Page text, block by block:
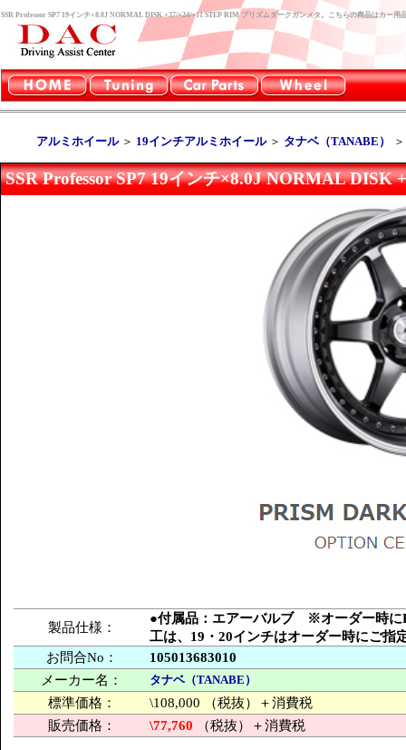
SSR Professor SP7 19インチ×8.0J NORMAL DISK +37/+24/+11 STEP RIM プリズムダークガンメタ。こちらの商品はカー用
アルミホイール＞ 19インチアルミホイール＞ タナベ（TANABE）
SSR Professor SP7 19インチ×8.0J NORMAL DISK
製品仕様：
●付属品：エアーバルブ ※オーダー時に
工は、19・20インチはオーダー時にご指
お問合No：
105013683010
メーカー名：
タナベ（TANABE）
標準価格：
\108,000 （税抜）＋消費税
販売価格：
\77,760 （税抜）＋消費税